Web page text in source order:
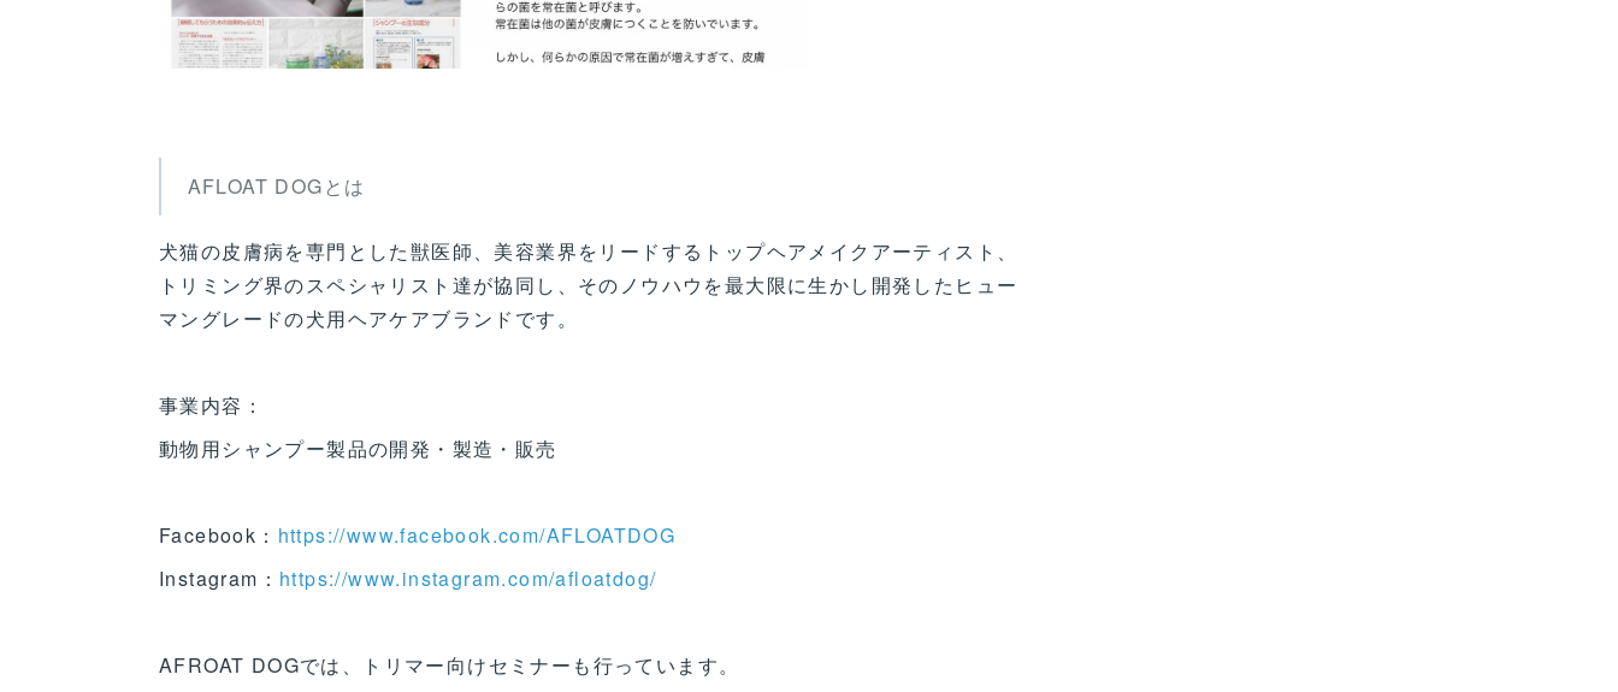
AFLOAT DOGとは
犬猫の皮膚病を専門とした獣医師、美容業界をリードするトップヘアメイクアーティスト、
トリミング界のスペシャリスト達が協同し、そのノウハウを最大限に生かし開発したヒュー
マングレードの犬用ヘアケアブランドです。
事業内容：
動物用シャンプー製品の開発・製造・販売
Facebook： https://www.facebook.com/AFLOATDOG
Instagram： https://www.instagram.com/afloatdog/
AFROAT DOGでは、トリマー向けセミナーも行っています。